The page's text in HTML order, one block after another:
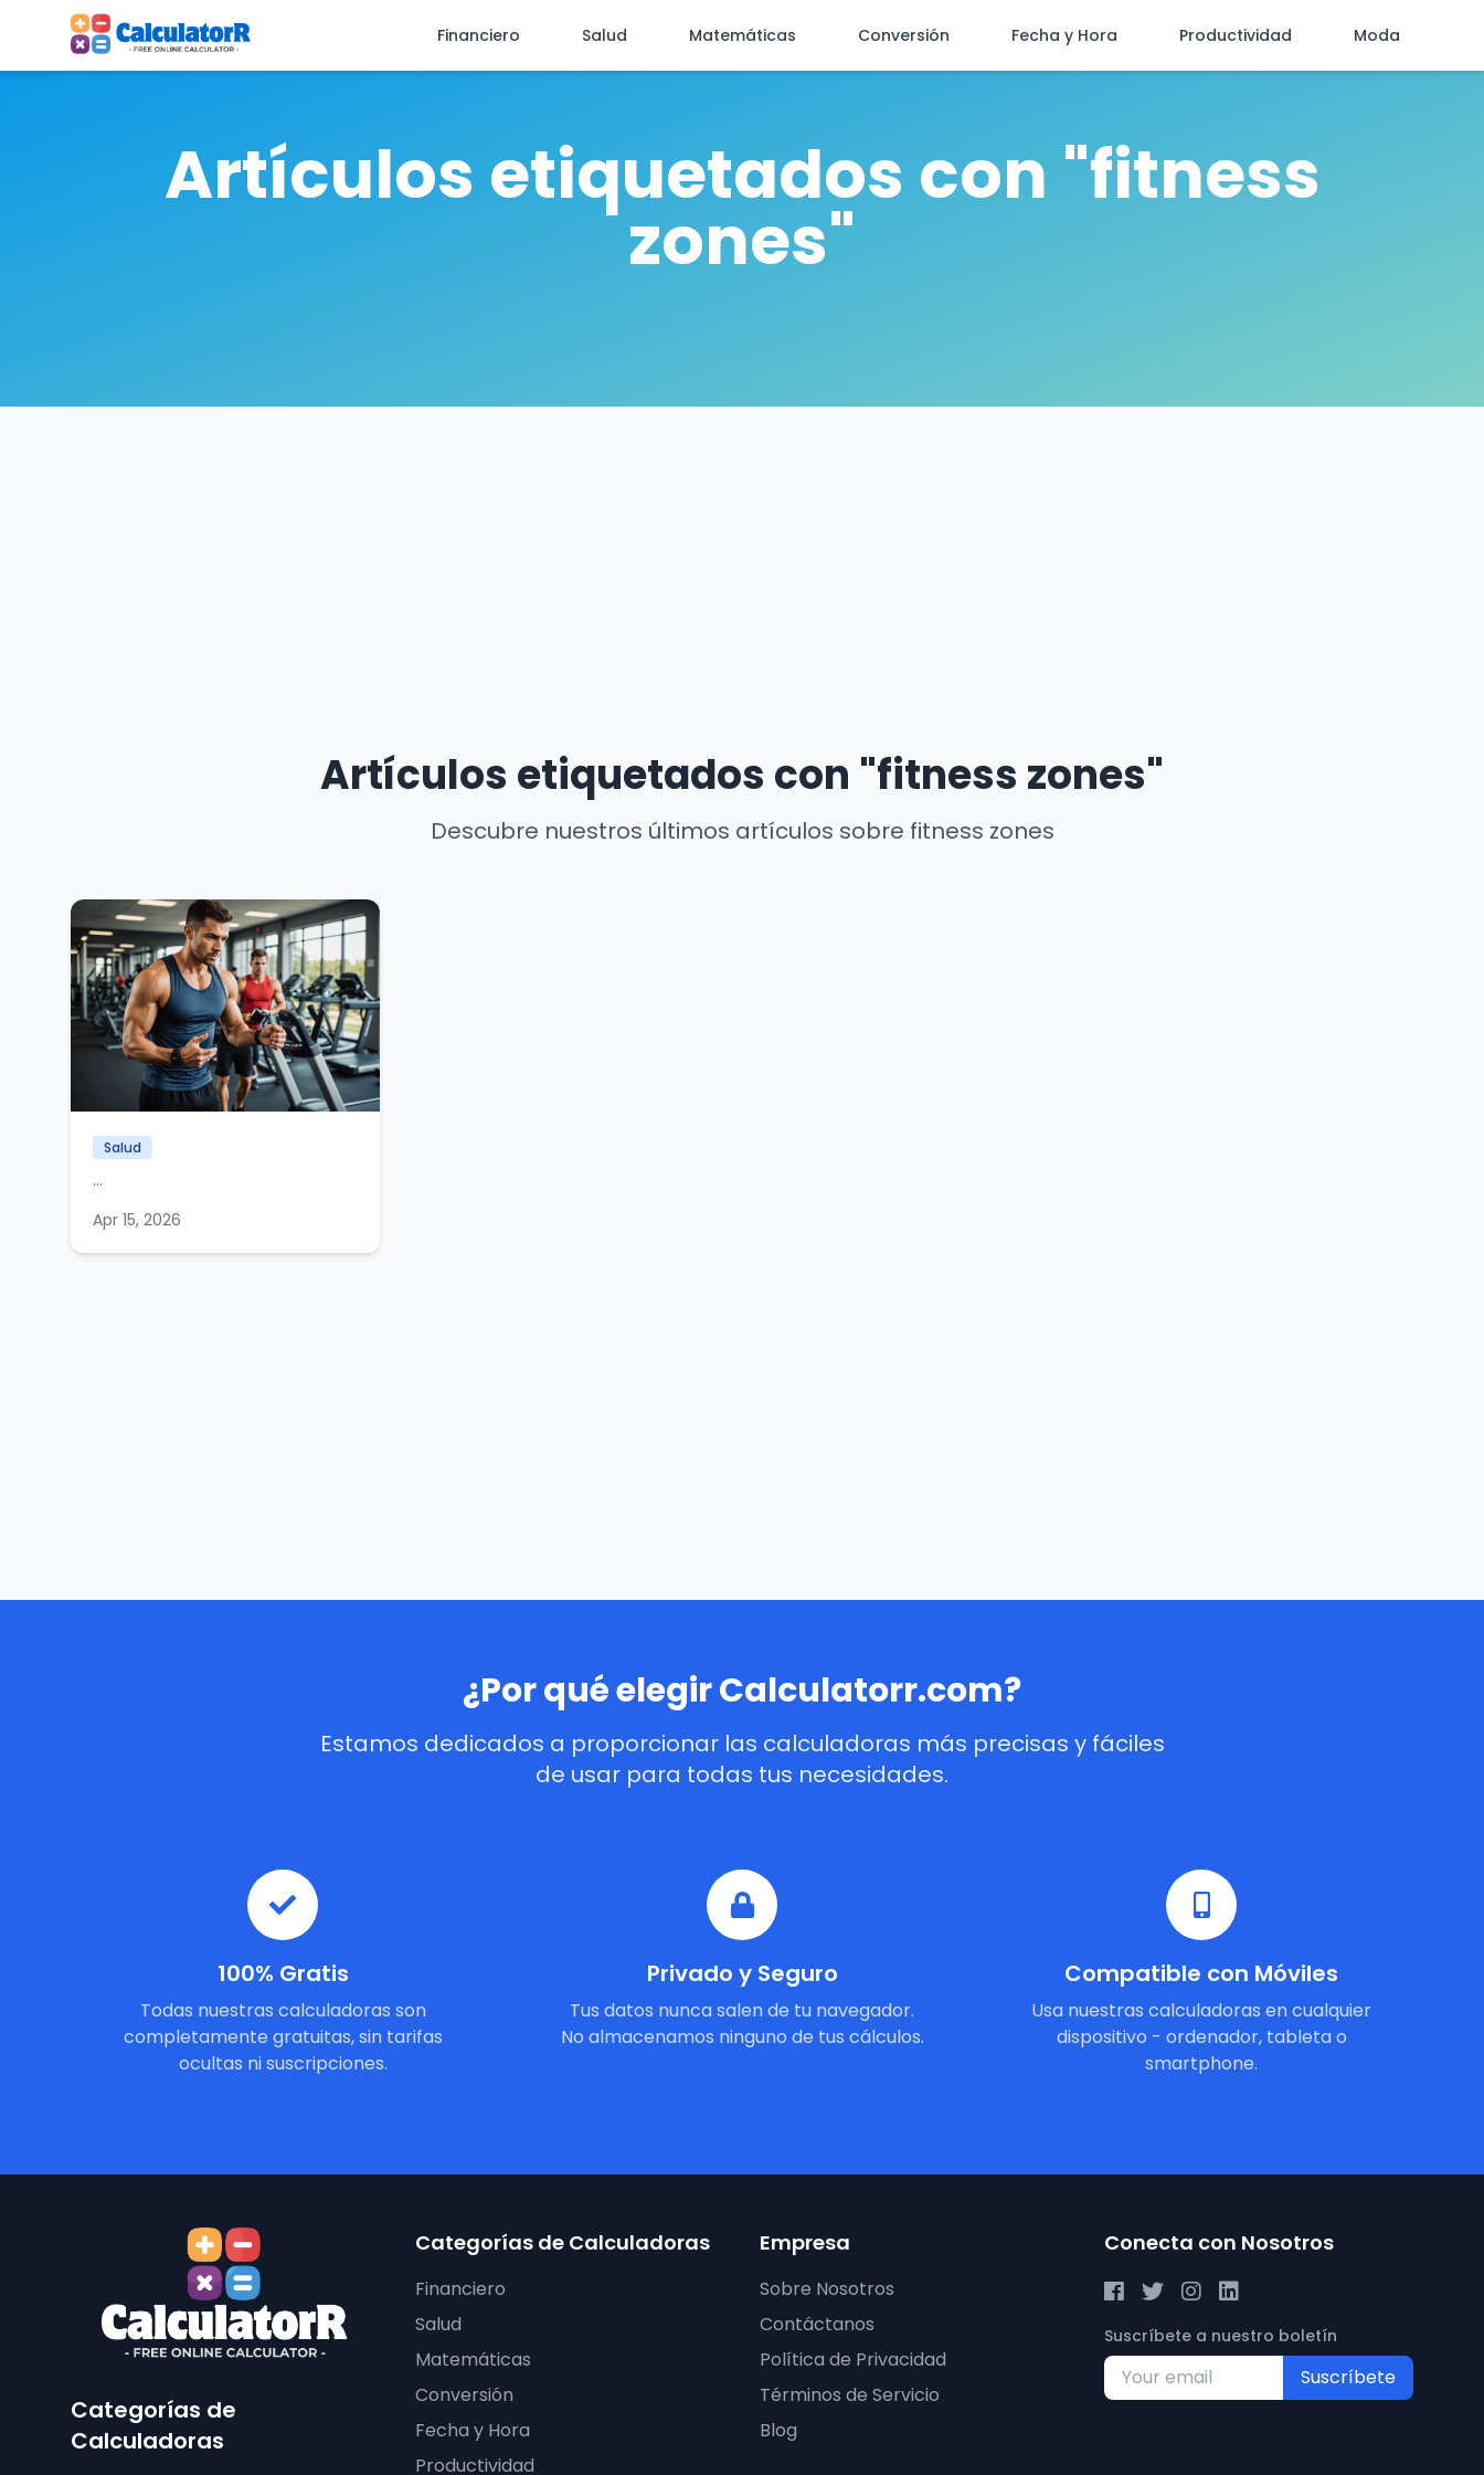
Financiero Salud Matemáticas Conversión Fecha y Hora Productividad Moda
Artículos etiquetados con "fitness
zones"
Artículos etiquetados con "fitness zones"
Descubre nuestros últimos artículos sobre fitness zones
Salud
...
Apr 15, 2026
¿Por qué elegir Calculatorr.com?
Estamos dedicados a proporcionar las calculadoras más precisas y fáciles
de usar para todas tus necesidades.
100% Gratis
Todas nuestras calculadoras son
completamente gratuitas, sin tarifas
ocultas ni suscripciones.
Privado y Seguro
Tus datos nunca salen de tu navegador.
No almacenamos ninguno de tus cálculos.
Compatible con Móviles
Usa nuestras calculadoras en cualquier
dispositivo - ordenador, tableta o
smartphone.
Categorías de
Calculadoras
Categorías de Calculadoras
Financiero
Salud
Matemáticas
Conversión
Fecha y Hora
Productividad
Empresa
Sobre Nosotros
Contáctanos
Política de Privacidad
Términos de Servicio
Blog
Conecta con Nosotros
Suscríbete a nuestro boletín
Suscríbete